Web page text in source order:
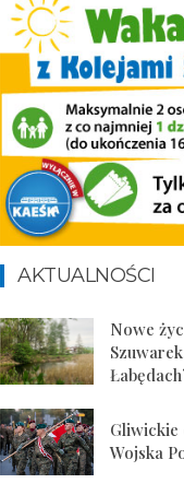
AKTUALNOŚCI
Nowe
Gliwickie
Wojska